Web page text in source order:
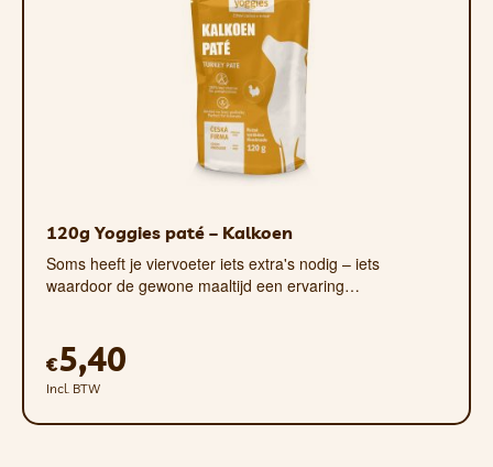
120g Yoggies paté – Kalkoen
Soms heeft je viervoeter iets extra's nodig – iets
waardoor de gewone maaltijd een ervaring…
€5,40
Incl. BTW